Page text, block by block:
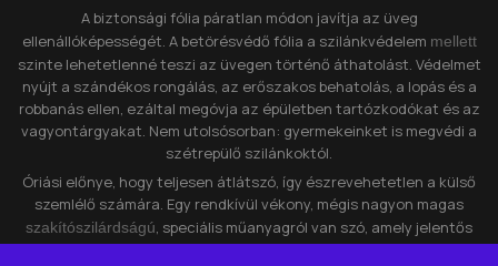
A biztonsági fólia páratlan módon javítja az üveg
ellenállóképességét. A betörésvédő fólia a szilánkvédelem mellett
szinte lehetetlenné teszi az üvegen történő áthatolást. Védelmet
nyújt a szándékos rongálás, az erőszakos behatolás, a lopás és a
robbanás ellen, ezáltal megóvja az épületben tartózkodókat és az
vagyontárgyakat. Nem utolsósorban: gyermekeinket is megvédi a
szétrepülő szilánkoktól.
Óriási előnye, hogy teljesen átlátszó, így észrevehetetlen a külső
szemlélő számára. Egy rendkívül vékony, mégis nagyon magas
szakítószilárdságú , speciális műanyagról van szó, amely jelentős